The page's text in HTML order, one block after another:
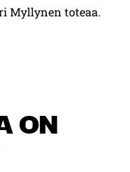
Myllynen toteaa.
ON